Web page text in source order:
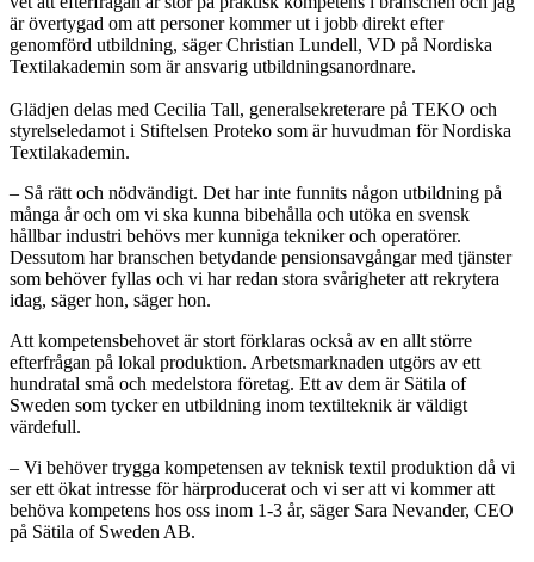
är övertygad om att personer kommer ut i jobb direkt efter
genomförd utbildning, säger Christian Lundell, VD på Nordiska
Textilakademin som är ansvarig utbildningsanordnare.
Glädjen delas med Cecilia Tall, generalsekreterare på TEKO och
styrelseledamot i Stiftelsen Proteko som är huvudman för Nordiska
Textilakademin.
– Så rätt och nödvändigt. Det har inte funnits någon utbildning på
många år och om vi ska kunna bibehålla och utöka en svensk
hållbar industri behövs mer kunniga tekniker och operatörer.
Dessutom har branschen betydande pensionsavgångar med tjänster
som behöver fyllas och vi har redan stora svårigheter att rekrytera
idag, säger hon, säger hon.
Att kompetensbehovet är stort förklaras också av en allt större
efterfrågan på lokal produktion. Arbetsmarknaden utgörs av ett
hundratal små och medelstora företag. Ett av dem är Sätila of
Sweden som tycker en utbildning inom textilteknik är väldigt
värdefull.
– Vi behöver trygga kompetensen av teknisk textil produktion då vi
ser ett ökat intresse för härproducerat och vi ser att vi kommer att
behöva kompetens hos oss inom 1-3 år, säger Sara Nevander, CEO
på Sätila of Sweden AB.